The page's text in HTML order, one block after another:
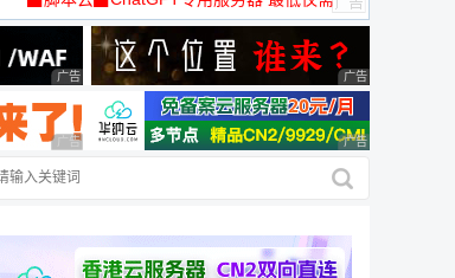
19元/月
广告 商业广告，理性选择 广告 商业广告，理
广告 商业广告，理性选择 广告 商业广告，理